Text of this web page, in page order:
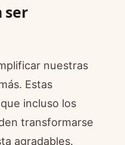
ser
nuestras
Estas
incluso los
transformarse
agradables.